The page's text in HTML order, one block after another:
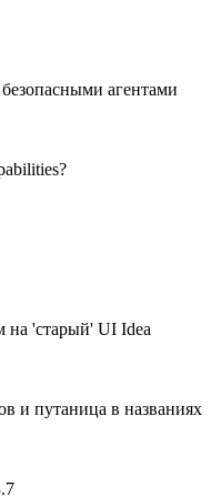
агентами
на 'старый' UI Idea
и путаница в названиях